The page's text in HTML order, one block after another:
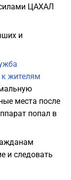
ЦАХАЛ
и
к жителям
места после
попал в
и следовать